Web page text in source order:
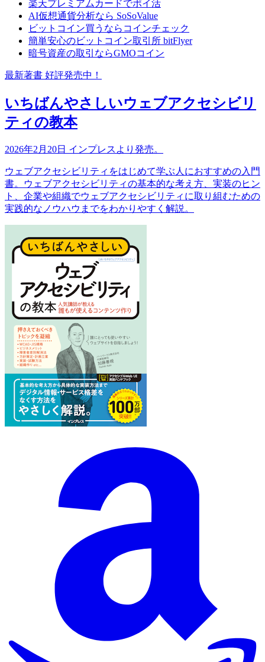
楽天プレミアムカードでポイ活
AI仮想通貨分析なら SoSoValue
ビットコイン買うならコインチェック
簡単安心のビットコイン取引所 bitFlyer
暗号資産の取引ならGMOコイン
最新著書 好評発売中！
いちばんやさしいウェブアクセシビリ
ティの教本
2026年2月20日 インプレスより発売。
ウェブアクセシビリティをはじめて学ぶ人におすすめの入門
書。ウェブアクセシビリティの基本的な考え方、実装のヒン
ト、企業や組織でウェブアクセシビリティに取り組むための
実践的なノウハウまでをわかりやすく解説。